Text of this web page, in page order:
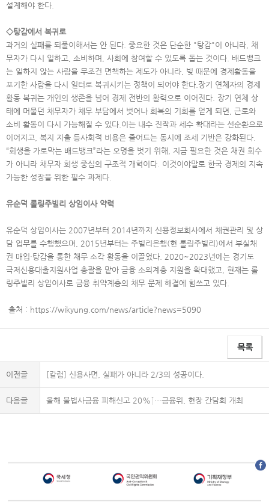
설계해야 한다.
◇탕감에서 복귀로
과거의 실패를 되풀이해서는 안 된다. 중요한 것은 단순한 "탕감"이 아니라, 채
무자가 다시 일하고, 소비하며, 사회에 참여할 수 있도록 돕는 것이다. 배드뱅크
는 일하지 않는 사람을 무조건 면책하는 제도가 아니라, 빚 때문에 경제활동을
포기한 사람을 다시 일터로 복귀시키는 정책이 되어야 한다.장기 연체자의 경제
활동 복귀는 개인의 생존을 넘어 경제 전반의 활력으로 이어진다. 장기 연체 상
태에 머물던 채무자가 채무 부담에서 벗어나 회복의 기회를 얻게 되면, 근로와
소비 활동이 다시 가능해질 수 있다.이는 내수 진작과 세수 확대라는 선순환으로
이어지고, 복지 지출 등사회적 비용은 줄어드는 동시에 조세 기반은 강화된다.
“회생을 가로막는 배드뱅크”라는 오명을 벗기 위해, 지금 필요한 것은 채권 회수
가 아니라 채무자 회생 중심의 구조적 개혁이다. 이것이야말로 한국 경제의 지속
가능한 성장을 위한 필수 과제다.
유순덕 롤링주빌리 상임이사 약력
유순덕 상임이사는 2007년부터 2014년까지 신용정보회사에서 채권관리 및 상
담 업무를 수행했으며, 2015년부터는 주빌리은행(현 롤링주빌리)에서 부실채
권 매입·탕감을 통한 채무 소각 활동을 이끌었다. 2020~2023년에는 경기도
극저신용대출지원사업 총괄을 맡아 금융 소외계층 지원을 확대했고, 현재는 롤
링주빌리 상임이사로 금융 취약계층의 채무 문제 해결에 힘쓰고 있다.
출처 : https://wikyung.com/news/article?news=5090
목록
이전글 [칼럼] 신용사면, 실패가 아니라 2/3의 성공이다.
다음글 올해 불법사금융 피해신고 20%↑…금융위, 현장 간담회 개최